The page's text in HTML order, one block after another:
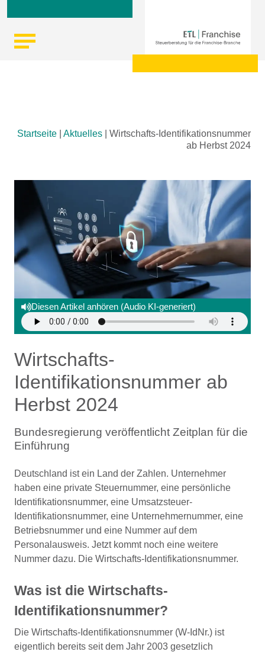
Startseite Aktuelles
Wirtschafts-Identifikationsnummer
ab Herbst 2024
Diesen Artikel anhören (Audio KI-generiert)
Wirtschafts-
Identifikationsnummer ab
Herbst 2024
Bundesregierung veröffentlicht Zeitplan für die
Einführung
Deutschland ist ein Land der Zahlen. Unternehmer
haben eine private Steuernummer, eine persönliche
Identifikationsnummer, eine Umsatzsteuer-
Identifikationsnummer, eine Unternehmernummer, eine
Betriebsnummer und eine Nummer auf dem
Personalausweis. Jetzt kommt noch eine weitere
Nummer dazu. Die Wirtschafts-Identifikationsnummer.
Was ist die Wirtschafts-
Identifikationsnummer?
Die Wirtschafts-Identifikationsnummer (W-IdNr.) ist
eigentlich bereits seit dem Jahr 2003 gesetzlich